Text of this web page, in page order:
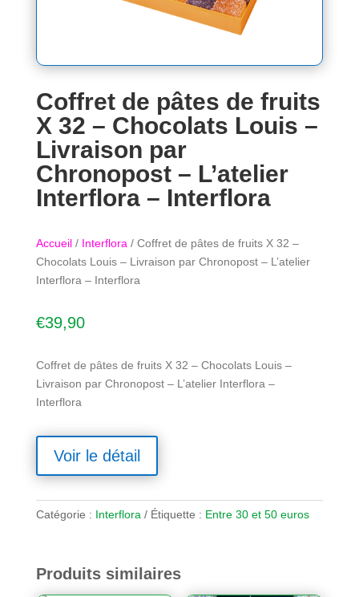
Coffret de pâtes de fruits
X 32 – Chocolats Louis –
Livraison par
Chronopost – L’atelier
Interflora – Interflora
Accueil/ Interflora / Coffret de pâtes de fruits X 32 –
Chocolats Louis – Livraison par Chronopost – L’atelier
Interflora – Interflora
€39,90
Coffret de pâtes de fruits X 32 – Chocolats Louis –
Livraison par Chronopost – L’atelier Interflora –
Interflora
Voir le détail
Catégorie : Interflora Étiquette : Entre 30 et 50 euros
Produits similaires